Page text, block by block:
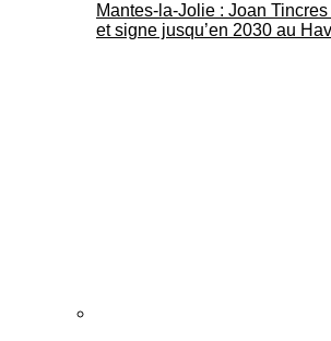
Mantes-la-Jolie : Joan
et signe jusqu’en 2030 au